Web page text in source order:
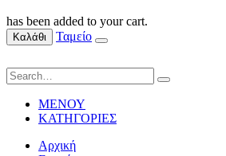
has been added to your cart.
Καλάθι Ταμείο
ΜΕΝΟΥ
ΚΑΤΗΓΟΡΙΕΣ
Αρχική